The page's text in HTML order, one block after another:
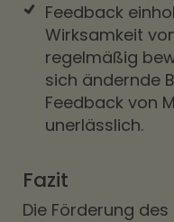
Feedback
Wirksamkeit
regelmäßig
sich ändernde
Feedback von
unerlässlich.
Fazit
Die Förderung